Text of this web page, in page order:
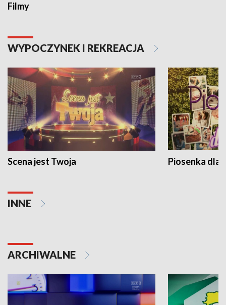
Filmy
WYPOCZYNEK I REKREACJA
Scena jest Twoja Piosenka dla
INNE
ARCHIWALNE